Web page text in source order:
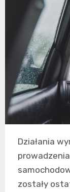
Działania
zostały